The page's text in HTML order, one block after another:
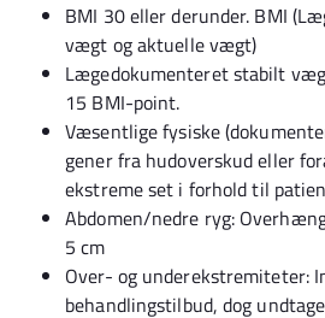
BMI 30 eller derunder. BMI
vægt og aktuelle vægt)
Lægedokumenteret stabilt
15 BMI-point.
Væsentlige fysiske
gener fra hudoverskud eller
ekstreme set i forhold til
Abdomen/nedre ryg:
5 cm
Over- og underekstremiteter:
behandlingstilbud, dog